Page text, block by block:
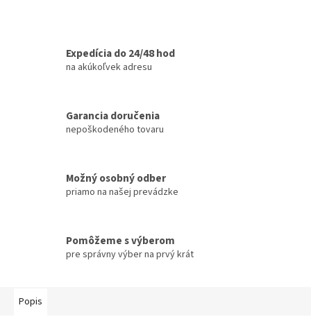
Expedícia do 24/48 hod
na akúkoľvek adresu
Garancia doručenia
nepoškodeného tovaru
Možný osobný odber
priamo na našej prevádzke
Pomôžeme s výberom
pre správny výber na prvý krát
Popis